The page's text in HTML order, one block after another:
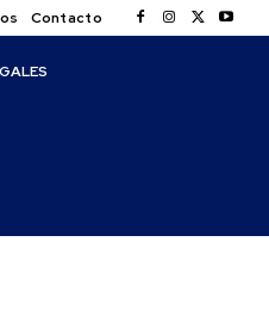
Contacto